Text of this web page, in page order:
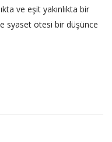
ve eşit yakınlıkta bir
syaset ötesi bir düşünce